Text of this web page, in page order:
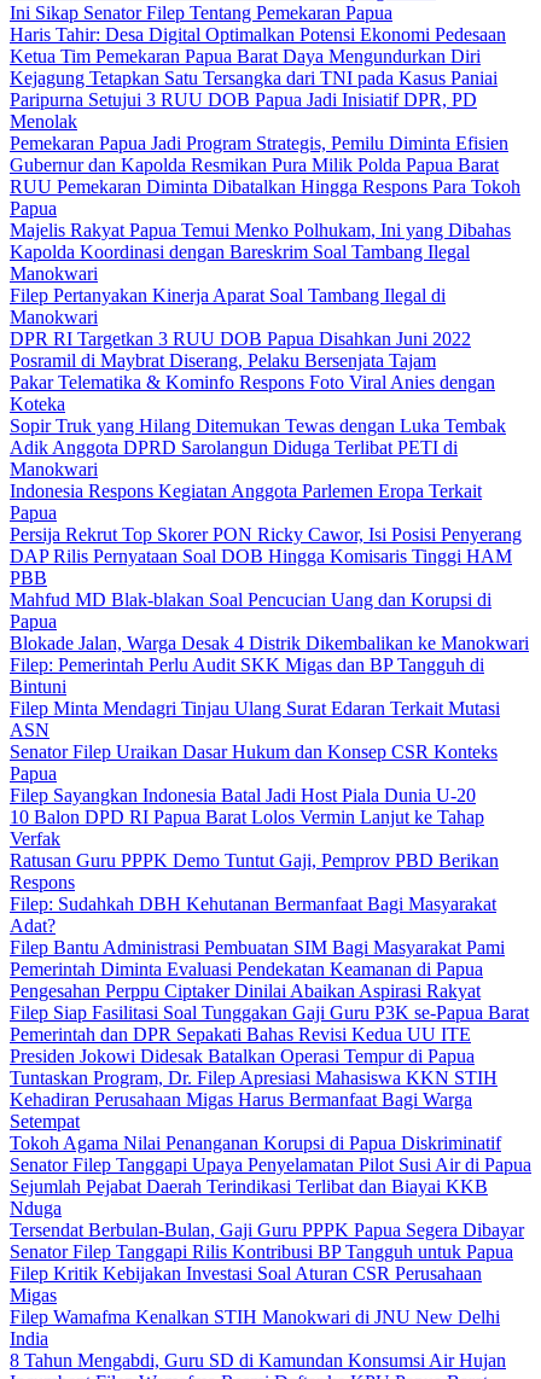
Ini Sikap Senator Filep Tentang Pemekaran Papua
Haris Tahir: Desa Digital Optimalkan Potensi Ekonomi Pedesaan
Ketua Tim Pemekaran Papua Barat Daya Mengundurkan Diri
Kejagung Tetapkan Satu Tersangka dari TNI pada Kasus Paniai
Paripurna Setujui 3 RUU DOB Papua Jadi Inisiatif DPR, PD
Menolak
Pemekaran Papua Jadi Program Strategis, Pemilu Diminta Efisien
Gubernur dan Kapolda Resmikan Pura Milik Polda Papua Barat
RUU Pemekaran Diminta Dibatalkan Hingga Respons Para Tokoh
Papua
Majelis Rakyat Papua Temui Menko Polhukam, Ini yang Dibahas
Kapolda Koordinasi dengan Bareskrim Soal Tambang Ilegal
Manokwari
Filep Pertanyakan Kinerja Aparat Soal Tambang Ilegal di
Manokwari
DPR RI Targetkan 3 RUU DOB Papua Disahkan Juni 2022
Posramil di Maybrat Diserang, Pelaku Bersenjata Tajam
Pakar Telematika & Kominfo Respons Foto Viral Anies dengan
Koteka
Sopir Truk yang Hilang Ditemukan Tewas dengan Luka Tembak
Adik Anggota DPRD Sarolangun Diduga Terlibat PETI di
Manokwari
Indonesia Respons Kegiatan Anggota Parlemen Eropa Terkait
Papua
Persija Rekrut Top Skorer PON Ricky Cawor, Isi Posisi Penyerang
DAP Rilis Pernyataan Soal DOB Hingga Komisaris Tinggi HAM
PBB
Mahfud MD Blak-blakan Soal Pencucian Uang dan Korupsi di
Papua
Blokade Jalan, Warga Desak 4 Distrik Dikembalikan ke Manokwari
Filep: Pemerintah Perlu Audit SKK Migas dan BP Tangguh di
Bintuni
Filep Minta Mendagri Tinjau Ulang Surat Edaran Terkait Mutasi
ASN
Senator Filep Uraikan Dasar Hukum dan Konsep CSR Konteks
Papua
Filep Sayangkan Indonesia Batal Jadi Host Piala Dunia U-20
10 Balon DPD RI Papua Barat Lolos Vermin Lanjut ke Tahap
Verfak
Ratusan Guru PPPK Demo Tuntut Gaji, Pemprov PBD Berikan
Respons
Filep: Sudahkah DBH Kehutanan Bermanfaat Bagi Masyarakat
Adat?
Filep Bantu Administrasi Pembuatan SIM Bagi Masyarakat Pami
Pemerintah Diminta Evaluasi Pendekatan Keamanan di Papua
Pengesahan Perppu Ciptaker Dinilai Abaikan Aspirasi Rakyat
Filep Siap Fasilitasi Soal Tunggakan Gaji Guru P3K se-Papua Barat
Pemerintah dan DPR Sepakati Bahas Revisi Kedua UU ITE
Presiden Jokowi Didesak Batalkan Operasi Tempur di Papua
Tuntaskan Program, Dr. Filep Apresiasi Mahasiswa KKN STIH
Kehadiran Perusahaan Migas Harus Bermanfaat Bagi Warga
Setempat
Tokoh Agama Nilai Penanganan Korupsi di Papua Diskriminatif
Senator Filep Tanggapi Upaya Penyelamatan Pilot Susi Air di Papua
Sejumlah Pejabat Daerah Terindikasi Terlibat dan Biayai KKB
Nduga
Tersendat Berbulan-Bulan, Gaji Guru PPPK Papua Segera Dibayar
Senator Filep Tanggapi Rilis Kontribusi BP Tangguh untuk Papua
Filep Kritik Kebijakan Investasi Soal Aturan CSR Perusahaan
Migas
Filep Wamafma Kenalkan STIH Manokwari di JNU New Delhi
India
8 Tahun Mengabdi, Guru SD di Kamundan Konsumsi Air Hujan